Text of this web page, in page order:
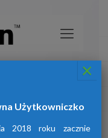
HANKISON
Użytkowniczko
2018 roku zacznie
×